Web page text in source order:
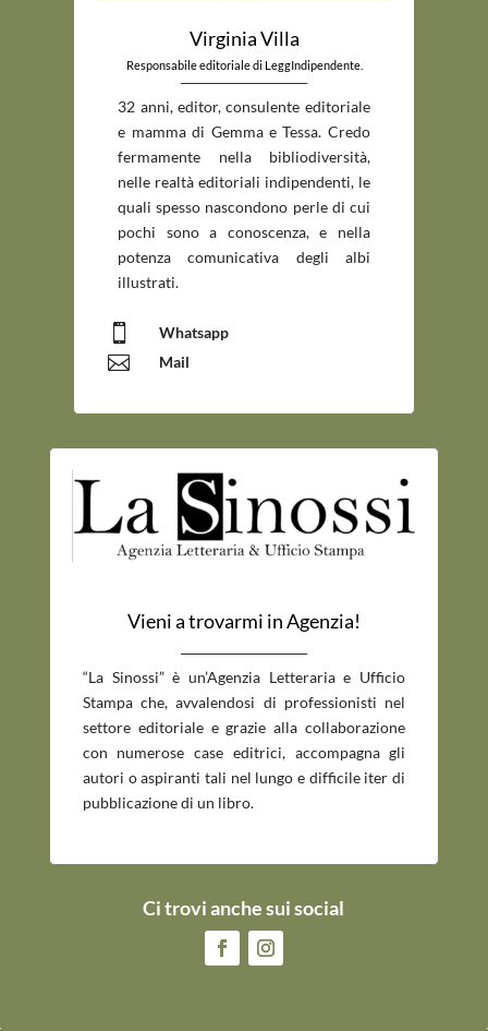
Virginia Villa
Responsabile editoriale di LeggIndipendente.
_____________________________
32 anni, editor, consulente editoriale
e mamma di Gemma e Tessa. Credo
fermamente nella bibliodiversità,
nelle realtà editoriali indipendenti, le
quali spesso nascondono perle di cui
pochi sono a conoscenza, e nella
potenza comunicativa degli albi
illustrati.
 Whatsapp
 Mail
Vieni a trovarmi in Agenzia!
“La Sinossi” è un’Agenzia Letteraria e Ufficio
Stampa che, avvalendosi di professionisti nel
settore editoriale e grazie alla collaborazione
con numerose case editrici, accompagna gli
autori o aspiranti tali nel lungo e difficile iter di
pubblicazione di un libro.
Ci trovi anche sui social